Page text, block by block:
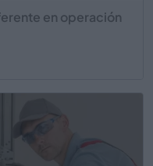
en operación